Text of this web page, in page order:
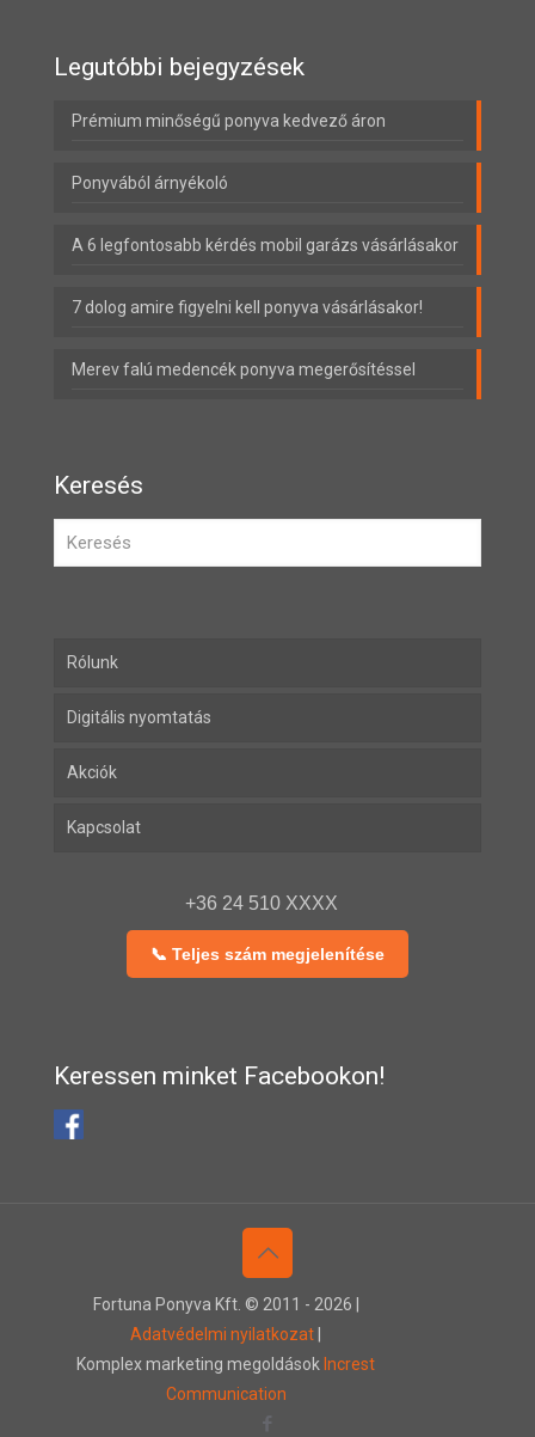
Legutóbbi bejegyzések
Prémium minőségű ponyva kedvező áron
Ponyvából árnyékoló
A 6 legfontosabb kérdés mobil garázs vásárlásakor
7 dolog amire figyelni kell ponyva vásárlásakor!
Merev falú medencék ponyva megerősítéssel
Keresés
Rólunk
Digitális nyomtatás
Akciók
Kapcsolat
+36 24 510 XXXX
📞 Teljes szám megjelenítése
Keressen minket Facebookon!
Fortuna Ponyva Kft. © 2011 - 2026 |
Adatvédelmi nyilatkozat
Komplex marketing megoldások Increst
Communication